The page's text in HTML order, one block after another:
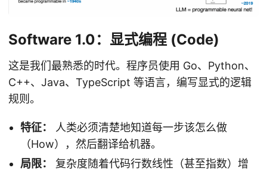
Software 1.0：显式编程 (Code)
这是我们最熟悉的时代。程序员使用 Go、Python、
C++、Java、TypeScript 等语言，编写显式的逻辑
规则。
特征：
人类必须清楚地知道每一步该怎么做
（How），然后翻译给机器。
局限：
复杂度随着代码行数线性（甚至指数）增